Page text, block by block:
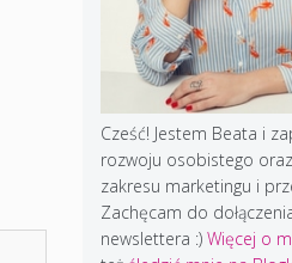
Cześć! Jestem Beata i
rozwoju osobistego
zakresu marketingu i
Zachęcam do
newslettera :) Więcej o